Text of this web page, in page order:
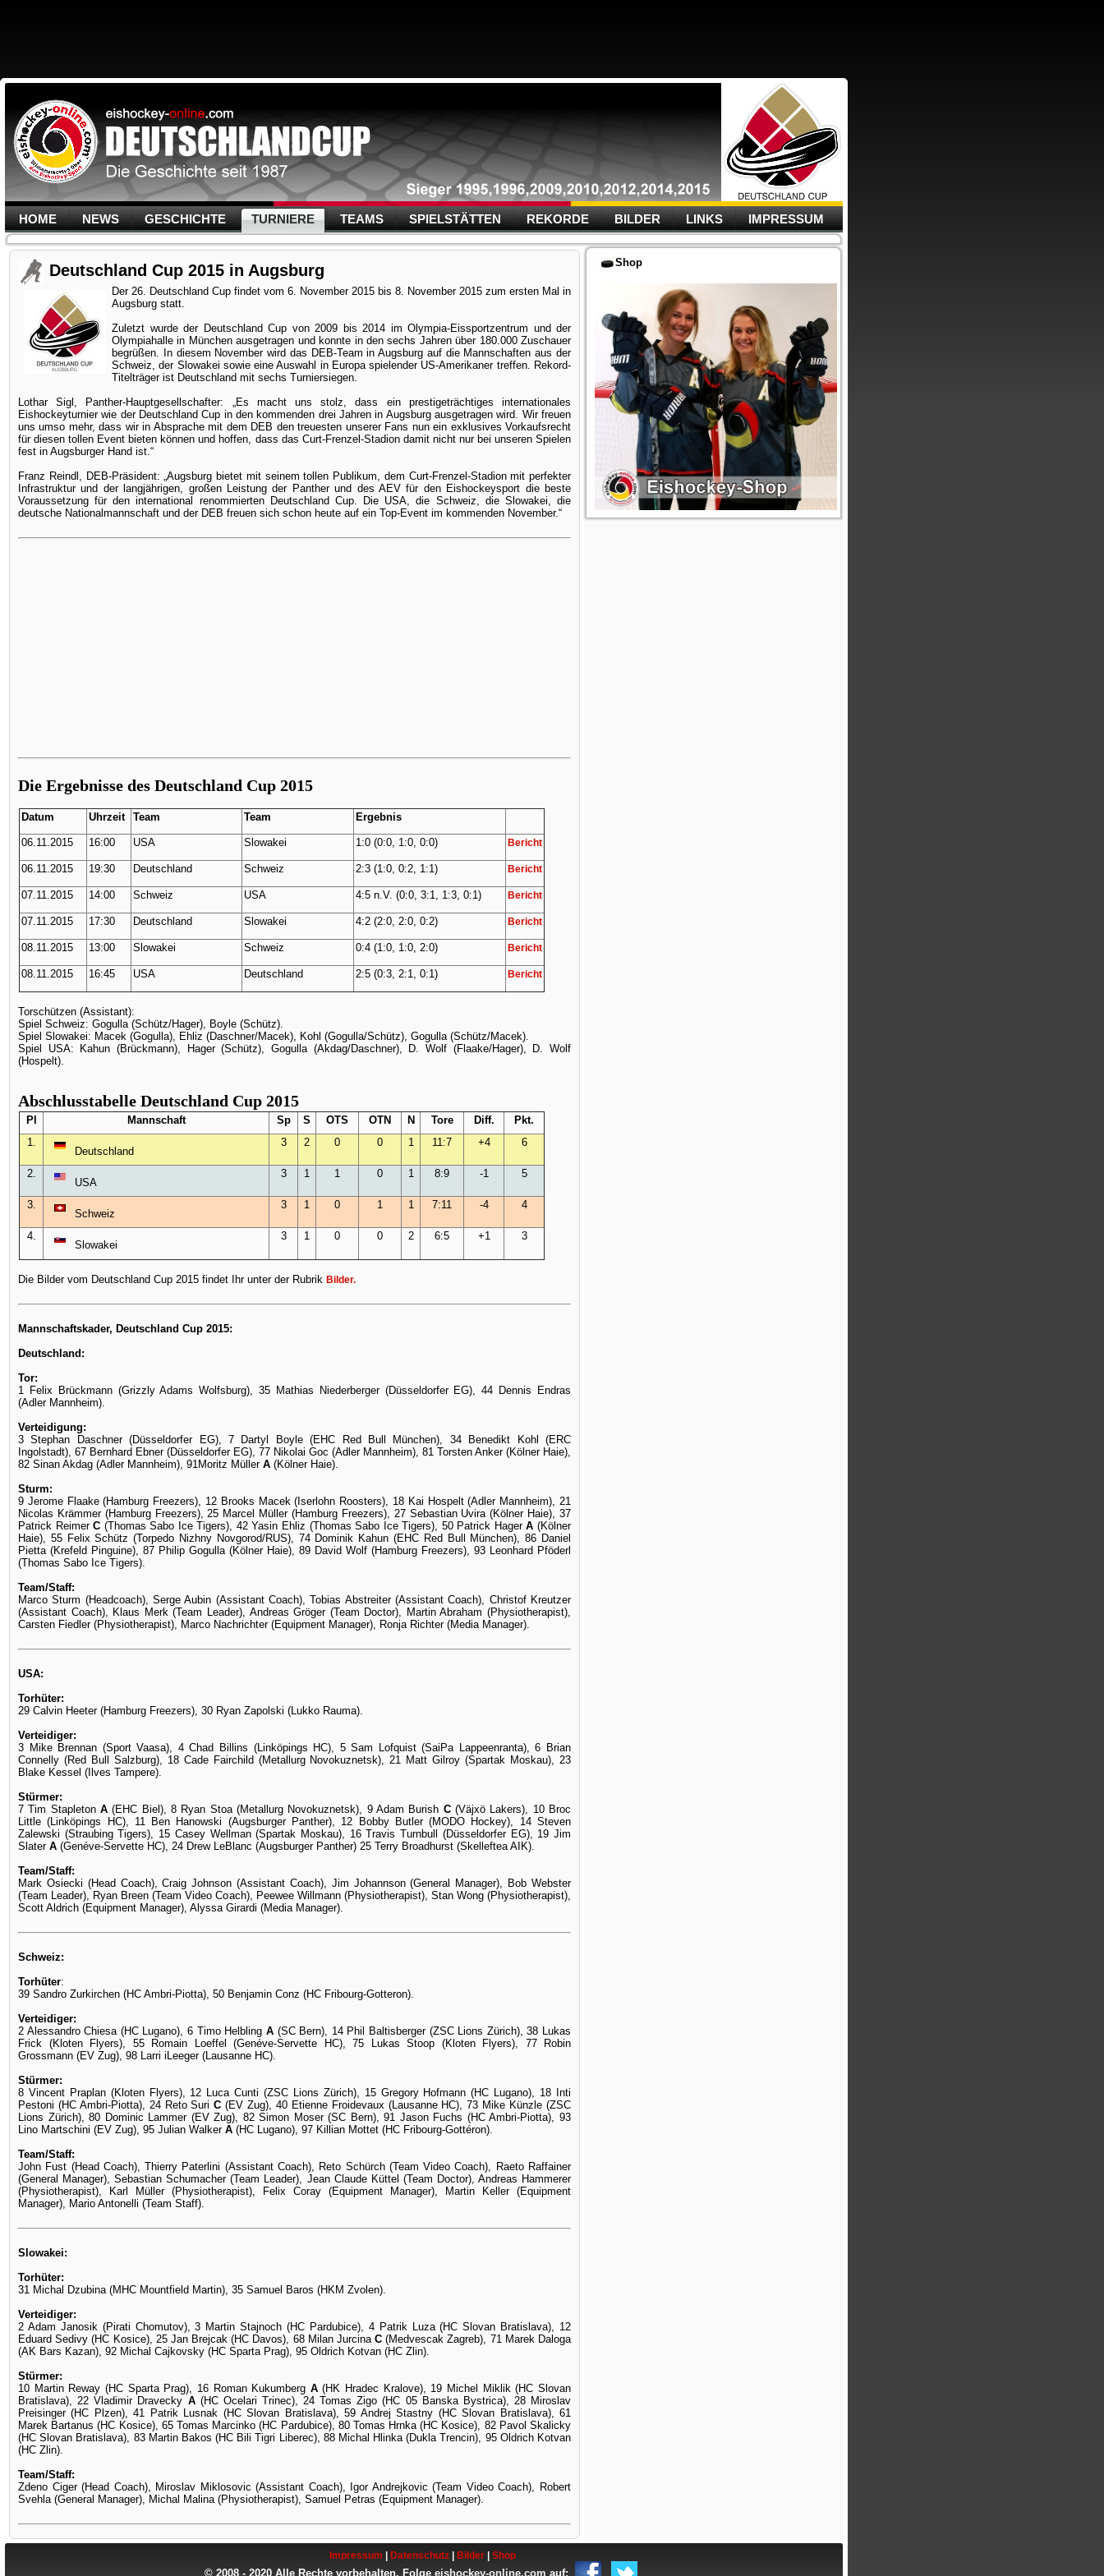
HOME NEWS GESCHICHTE TURNIERE TEAMS SPIELSTÄTTEN REKORDE BILDER LINKS IMPRESSUM
Deutschland Cup 2015 in Augsburg
Der 26. Deutschland Cup findet vom 6. November 2015 bis 8. November 2015 zum ersten Mal in
Augsburg statt.
Zuletzt wurde der Deutschland Cup von 2009 bis 2014 im Olympia-Eissportzentrum und der
Olympiahalle in München ausgetragen und konnte in den sechs Jahren über 180.000 Zuschauer
begrüßen. In diesem November wird das DEB-Team in Augsburg auf die Mannschaften aus der
Schweiz, der Slowakei sowie eine Auswahl in Europa spielender US-Amerikaner treffen. Rekord-
Titelträger ist Deutschland mit sechs Turniersiegen.
Lothar Sigl, Panther-Hauptgesellschafter: „Es macht uns stolz, dass ein prestigeträchtiges internationales
Eishockeyturnier wie der Deutschland Cup in den kommenden drei Jahren in Augsburg ausgetragen wird. Wir freuen
uns umso mehr, dass wir in Absprache mit dem DEB den treuesten unserer Fans nun ein exklusives Vorkaufsrecht
für diesen tollen Event bieten können und hoffen, dass das Curt-Frenzel-Stadion damit nicht nur bei unseren Spielen
fest in Augsburger Hand ist.“
Franz Reindl, DEB-Präsident: „Augsburg bietet mit seinem tollen Publikum, dem Curt-Frenzel-Stadion mit perfekter
Infrastruktur und der langjährigen, großen Leistung der Panther und des AEV für den Eishockeysport die beste
Voraussetzung für den international renommierten Deutschland Cup. Die USA, die Schweiz, die Slowakei, die
deutsche Nationalmannschaft und der DEB freuen sich schon heute auf ein Top-Event im kommenden November.“
Die Ergebnisse des Deutschland Cup 2015
Datum Uhrzeit Team Team Ergebnis
06.11.2015 16:00 USA Slowakei 1:0 (0:0, 1:0, 0:0) Bericht
06.11.2015 19:30 Deutschland Schweiz 2:3 (1:0, 0:2, 1:1) Bericht
07.11.2015 14:00 Schweiz USA 4:5 n.V. (0:0, 3:1, 1:3, 0:1) Bericht
07.11.2015 17:30 Deutschland Slowakei 4:2 (2:0, 2:0, 0:2) Bericht
08.11.2015 13:00 Slowakei Schweiz 0:4 (1:0, 1:0, 2:0) Bericht
08.11.2015 16:45 USA Deutschland 2:5 (0:3, 2:1, 0:1) Bericht
Torschützen (Assistant):
Spiel Schweiz: Gogulla (Schütz/Hager), Boyle (Schütz).
Spiel Slowakei: Macek (Gogulla), Ehliz (Daschner/Macek), Kohl (Gogulla/Schütz), Gogulla (Schütz/Macek).
Spiel USA: Kahun (Brückmann), Hager (Schütz), Gogulla (Akdag/Daschner), D. Wolf (Flaake/Hager), D. Wolf
(Hospelt).
Abschlusstabelle Deutschland Cup 2015
Pl Mannschaft Sp S OTS OTN N Tore Diff.
Pkt.
1.
Deutschland
3 2 0 0 1 11:7 +4 6
2.
USA
3 1 1 0 1 8:9 -1 5
3.
Schweiz
3 1 0 1 1 7:11 -4 4
4.
Slowakei
3 1 0 0 2 6:5 +1 3
Die Bilder vom Deutschland Cup 2015 findet Ihr unter der Rubrik Bilder.
Mannschaftskader, Deutschland Cup 2015:
Deutschland:
Tor:
1 Felix Brückmann (Grizzly Adams Wolfsburg), 35 Mathias Niederberger (Düsseldorfer EG), 44 Dennis Endras
(Adler Mannheim).
Verteidigung:
3 Stephan Daschner (Düsseldorfer EG), 7 Dartyl Boyle (EHC Red Bull München), 34 Benedikt Kohl (ERC
Ingolstadt), 67 Bernhard Ebner (Düsseldorfer EG), 77 Nikolai Goc (Adler Mannheim), 81 Torsten Anker (Kölner Haie),
82 Sinan Akdag (Adler Mannheim), 91Moritz Müller A (Kölner Haie).
Sturm:
9 Jerome Flaake (Hamburg Freezers), 12 Brooks Macek (Iserlohn Roosters), 18 Kai Hospelt (Adler Mannheim), 21
Nicolas Krämmer (Hamburg Freezers), 25 Marcel Müller (Hamburg Freezers), 27 Sebastian Uvira (Kölner Haie), 37
Patrick ReimerC (Thomas Sabo Ice Tigers), 42 Yasin Ehliz (Thomas Sabo Ice Tigers), 50 Patrick HagerA (Kölner
Haie), 55 Felix Schütz (Torpedo Nizhny Novgorod/RUS), 74 Dominik Kahun (EHC Red Bull München), 86 Daniel
Pietta (Krefeld Pinguine), 87 Philip Gogulla (Kölner Haie), 89 David Wolf (Hamburg Freezers), 93 Leonhard Pföderl
(Thomas Sabo Ice Tigers).
Team/Staff:
Marco Sturm (Headcoach), Serge Aubin (Assistant Coach), Tobias Abstreiter (Assistant Coach), Christof Kreutzer
(Assistant Coach), Klaus Merk (Team Leader), Andreas Gröger (Team Doctor), Martin Abraham (Physiotherapist),
Carsten Fiedler (Physiotherapist), Marco Nachrichter (Equipment Manager), Ronja Richter (Media Manager).
USA:
Torhüter:
29 Calvin Heeter (Hamburg Freezers), 30 Ryan Zapolski (Lukko Rauma).
Verteidiger:
3 Mike Brennan (Sport Vaasa), 4 Chad Billins (Linköpings HC), 5 Sam Lofquist (SaiPa Lappeenranta), 6 Brian
Connelly (Red Bull Salzburg), 18 Cade Fairchild (Metallurg Novokuznetsk), 21 Matt Gilroy (Spartak Moskau), 23
Blake Kessel (Ilves Tampere).
Stürmer:
7 Tim Stapleton A (EHC Biel), 8 Ryan Stoa (Metallurg Novokuznetsk), 9 Adam Burish C(Väjxö Lakers), 10 Broc
Little (Linköpings HC), 11 Ben Hanowski (Augsburger Panther), 12 Bobby Butler (MODO Hockey), 14 Steven
Zalewski (Straubing Tigers), 15 Casey Wellman (Spartak Moskau), 16 Travis Turnbull (Düsseldorfer EG), 19 Jim
Slater A (Genéve-Servette HC), 24 Drew LeBlanc (Augsburger Panther) 25 Terry Broadhurst (Skelleftea AIK).
Team/Staff:
Mark Osiecki (Head Coach), Craig Johnson (Assistant Coach), Jim Johannson (General Manager), Bob Webster
(Team Leader), Ryan Breen (Team Video Coach), Peewee Willmann (Physiotherapist), Stan Wong (Physiotherapist),
Scott Aldrich (Equipment Manager), Alyssa Girardi (Media Manager).
Schweiz:
Torhüter:
39 Sandro Zurkirchen (HC Ambri-Piotta), 50 Benjamin Conz (HC Fribourg-Gotteron).
Verteidiger:
2 Alessandro Chiesa (HC Lugano), 6 Timo Helbling A (SC Bern), 14 Phil Baltisberger (ZSC Lions Zürich), 38 Lukas
Frick (Kloten Flyers), 55 Romain Loeffel (Genéve-Servette HC), 75 Lukas Stoop (Kloten Flyers), 77 Robin
Grossmann (EV Zug), 98 Larri iLeeger (Lausanne HC).
Stürmer:
8 Vincent Praplan (Kloten Flyers), 12 Luca Cunti (ZSC Lions Zürich), 15 Gregory Hofmann (HC Lugano), 18 Inti
Pestoni (HC Ambri-Piotta), 24 Reto SuriC(EV Zug), 40 Etienne Froidevaux (Lausanne HC), 73 Mike Künzle (ZSC
Lions Zürich), 80 Dominic Lammer (EV Zug), 82 Simon Moser (SC Bern), 91 Jason Fuchs (HC Ambri-Piotta), 93
Lino Martschini (EV Zug), 95 Julian WalkerA (HC Lugano), 97 Killian Mottet (HC Fribourg-Gottéron).
Team/Staff:
John Fust (Head Coach), Thierry Paterlini (Assistant Coach), Reto Schürch (Team Video Coach), Raeto Raffainer
(General Manager), Sebastian Schumacher (Team Leader), Jean Claude Küttel (Team Doctor), Andreas Hammerer
(Physiotherapist), Karl Müller (Physiotherapist), Felix Coray (Equipment Manager), Martin Keller (Equipment
Manager), Mario Antonelli (Team Staff).
Slowakei:
Torhüter:
31 Michal Dzubina (MHC Mountfield Martin), 35 Samuel Baros (HKM Zvolen).
Verteidiger:
2 Adam Janosik (Pirati Chomutov), 3 Martin Stajnoch (HC Pardubice), 4 Patrik Luza (HC Slovan Bratislava), 12
Eduard Sedivy (HC Kosice), 25 Jan Brejcak (HC Davos), 68 Milan JurcinaC (Medvescak Zagreb), 71 Marek Daloga
(AK Bars Kazan), 92 Michal Cajkovsky (HC Sparta Prag), 95 Oldrich Kotvan (HC Zlin).
Stürmer:
10 Martin Reway (HC Sparta Prag), 16 Roman Kukumberg A(HK Hradec Kralove), 19 Michel Miklik (HC Slovan
Bratislava), 22 Vladimir Dravecky A(HC Ocelari Trinec), 24 Tomas Zigo (HC 05 Banska Bystrica), 28 Miroslav
Preisinger (HC Plzen), 41 Patrik Lusnak (HC Slovan Bratislava), 59 Andrej Stastny (HC Slovan Bratislava), 61
Marek Bartanus (HC Kosice), 65 Tomas Marcinko (HC Pardubice), 80 Tomas Hrnka (HC Kosice), 82 Pavol Skalicky
(HC Slovan Bratislava), 83 Martin Bakos (HC Bili Tigri Liberec), 88 Michal Hlinka (Dukla Trencin), 95 Oldrich Kotvan
(HC Zlin).
Team/Staff:
Zdeno Ciger (Head Coach), Miroslav Miklosovic (Assistant Coach), Igor Andrejkovic (Team Video Coach), Robert
Svehla (General Manager), Michal Malina (Physiotherapist), Samuel Petras (Equipment Manager).
Shop
Impressum Datenschutz Bilder Shop
© 2008 - 2020 Alle Rechte vorbehalten. Folge eishockey-online.com auf: